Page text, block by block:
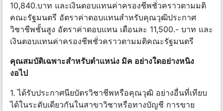
10,840.บาท และเงินตอบแทนค่าครองชีพชั่วคราวตามมติ
คณะรัฐมนตรี อัตราค่าตอบแทนสําหรับคุณวุฒิประกาศ
วิชาชีพชั้นสูง อัตราค่าตอบแทน เดือนละ 11,500.- บาท และ
เงินตอบแทนค่าครองชีพชั่วคราวตามมติคณะรัฐมนตรี
คุณสมบัติเฉพาะสําหรับตำแหน่ง มิค อย่างใดอย่างหนิง
งอไป
1. ได้รับประกาศนียบัตรวิชาชีพหรือคุณวุฒิ อย่างอื่นที่เทียบ
ได้ในระดับเดียวกันในสาขาวิชาหรือทางบัญชี การขาย